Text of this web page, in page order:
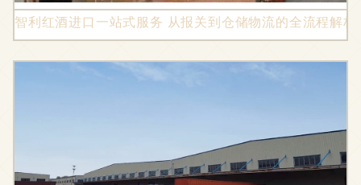
智利红酒进口一站式服务 从报关到仓储物流的全流程解析